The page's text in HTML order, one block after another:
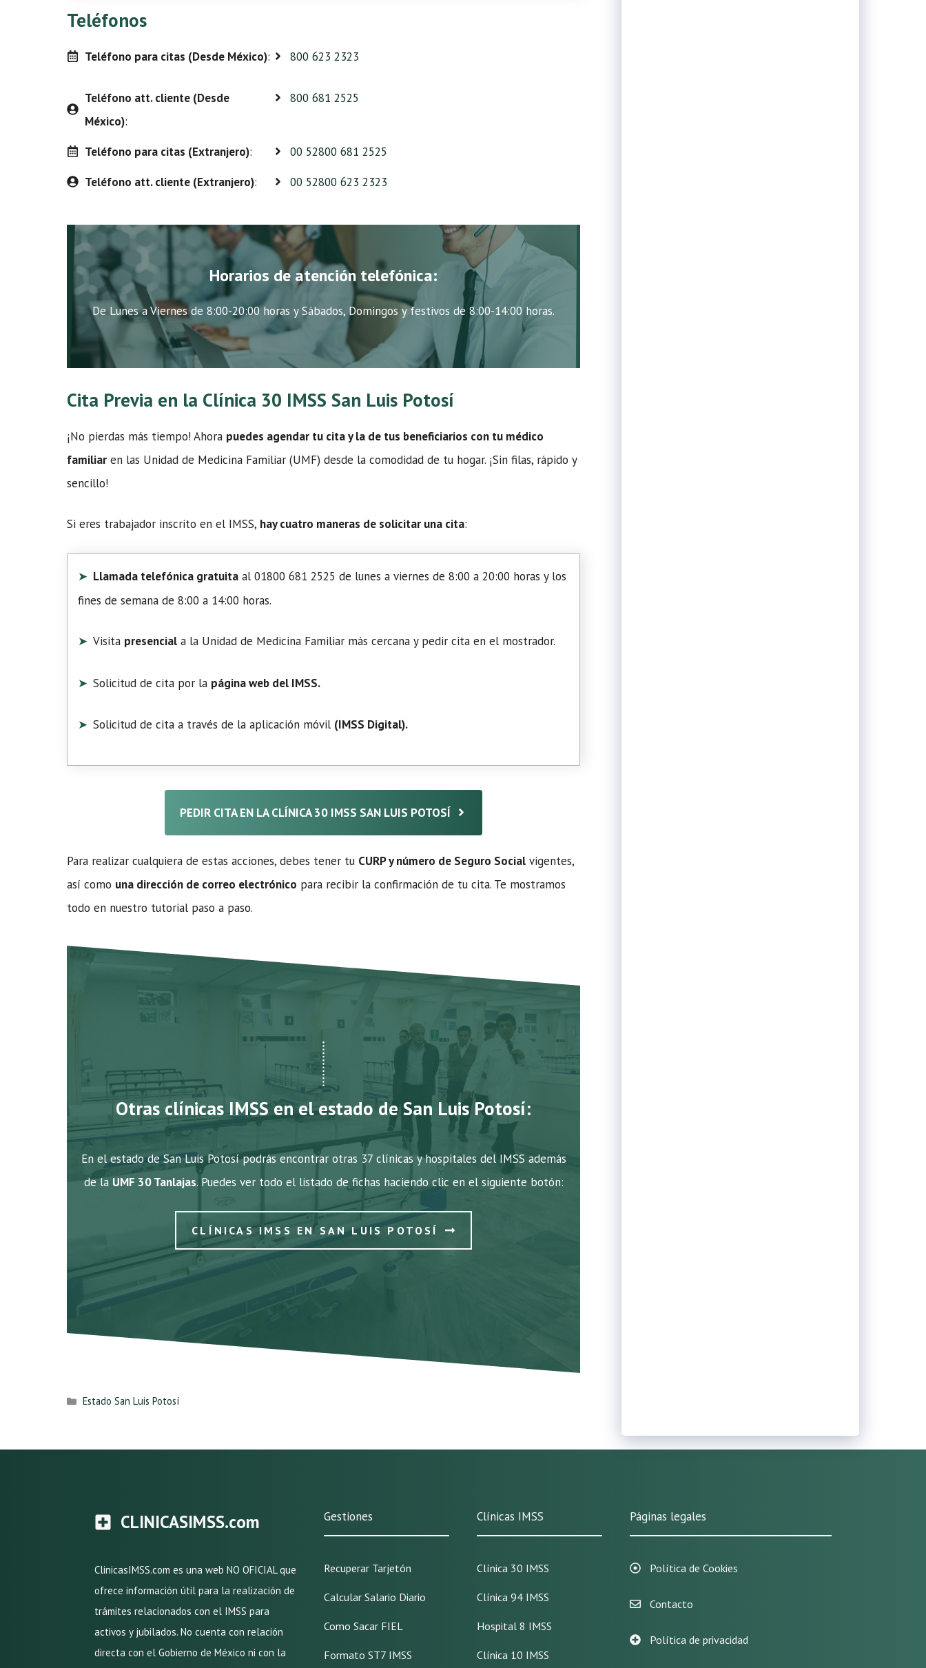
Teléfonos
Teléfono para citas (Desde México): 800 623 2323
Teléfono att. cliente (Desde
México):
800 681 2525
Teléfono para citas (Extranjero):
00 52800 681 2525
Teléfono att. cliente (Extranjero): 00 52800 623 2323
Horarios de atención telefónica:
De Lunes a Viernes de 8:00-20:00 horas y Sábados, Domingos y festivos de 8:00-14:00 horas.
Cita Previa en la Clínica 30 IMSS San Luis Potosí
¡No pierdas más tiempo! Ahora puedes agendar tu cita y la de tus beneficiarios con tu médico
familiar en las Unidad de Medicina Familiar (UMF) desde la comodidad de tu hogar. ¡Sin filas, rápido y
sencillo!
Si eres trabajador inscrito en el IMSS, hay cuatro maneras de solicitar una cita:
Llamada telefónica gratuita al 01800 681 2525 de lunes a viernes de 8:00 a 20:00 horas y los
fines de semana de 8:00 a 14:00 horas.
Visita presencial a la Unidad de Medicina Familiar más cercana y pedir cita en el mostrador.
Solicitud de cita por la página web del IMSS.
Solicitud de cita a través de la aplicación móvil (IMSS Digital).
PEDIR CITA EN LA CLÍNICA 30 IMSS SAN LUIS POTOSÍ
Para realizar cualquiera de estas acciones, debes tener tu CURP y número de Seguro Social vigentes,
así como una dirección de correo electrónico para recibir la confirmación de tu cita. Te mostramos
todo en nuestro tutorial paso a paso.
Otras clínicas IMSS en el estado de San Luis Potosí:
En el estado de San Luis Potosí podrás encontrar otras 37 clínicas y hospitales del IMSS además
de la UMF 30 Tanlajas. Puedes ver todo el listado de fichas haciendo clic en el siguiente botón:
CLÍNICAS IMSS EN SAN LUIS POTOSÍ
Categorías
Estado San Luis Potosí
CLINICASIMSS.com
ClinicasIMSS.com es una web NO OFICIAL que
ofrece información útil para la realización de
trámites relacionados con el IMSS para
activos y jubilados. No cuenta con relación
directa con el Gobierno de México ni con la
Gestiones
Recuperar Tarjetón
Calcular Salario Diario
Como Sacar FIEL
Formato ST7 IMSS
Clínicas IMSS
Clínica 30 IMSS
Clínica 94 IMSS
Hospital 8 IMSS
Clínica 10 IMSS
Páginas legales
Política de Cookies
Contacto
Política de privacidad